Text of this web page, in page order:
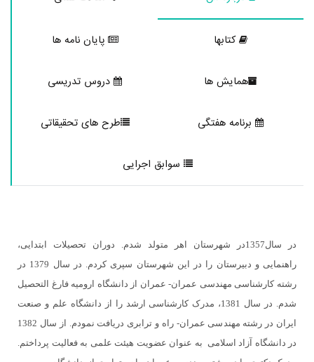
کتابها پایان نامه ها
همایش ها دروس تدریسی
برنامه هفتگی طرح های تحقیقاتی
سوابق اجرایی
در سال1357در شهرستان اهر متولد شدم. دوران تحصیلات ابتدایی،
راهنمایی و دبیرستان را در این شهرستان سپری کردم. در سال 1379 در
رشته کارشناسی مهندسی عمران- عمران از دانشگاه ارومیه فارغ التحصیل
شدم. در سال 1381، مدرک کارشناسی ارشد را از دانشگاه علم و صنعت
ایران در رشته مهندسی عمران- راه و ترابری دریافت نمودم. از سال 1382
در دانشگاه آزاد اسلامی به عنوان عضویت هیئت علمی به فعالیت پرداختم.